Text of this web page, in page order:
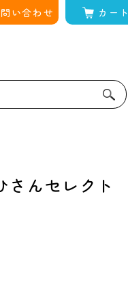
い合わせ カート
さんセレクト